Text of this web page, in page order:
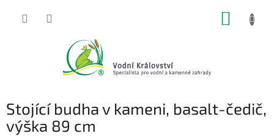
Stojící budha v kameni, basalt-čedič,
výška 89 cm